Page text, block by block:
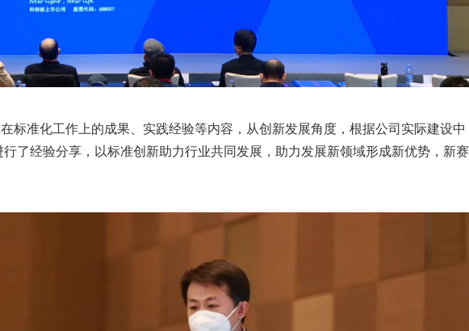
标准化工作上的成果、实践经验等内容，从创新发展角度，根据公司实际建设中
了经验分享，以标准创新助力行业共同发展，助力发展新领域形成新优势，新赛